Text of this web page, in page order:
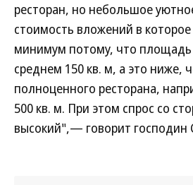
ресторан, но небольшое
стоимость вложений в
минимум потому, что площадь
среднем 150 кв. м, а это ниже,
полноценного ресторана,
500 кв. м. При этом спрос со
высокий",— говорит господин